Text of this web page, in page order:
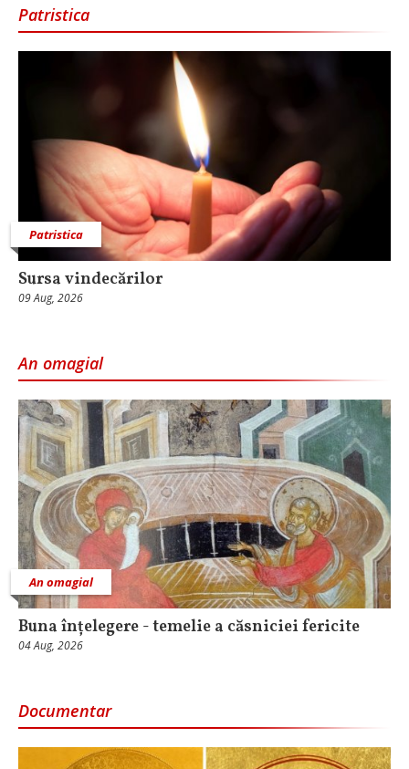
Patristica
Patristica
Sursa vindecărilor
09 Aug, 2026
An omagial
An omagial
Buna înțelegere - temelie a căsniciei fericite
04 Aug, 2026
Documentar